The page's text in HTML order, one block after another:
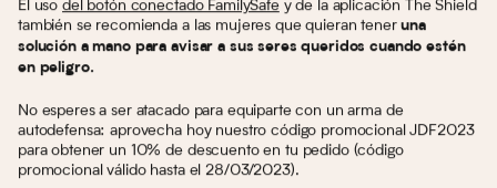
El usodel botón conectado FamilySafey de la aplicación The Shield
también se recomienda a las mujeres que quieran teneruna
solución a mano para avisar a sus seres queridos cuando estén
en peligro.
No esperes a ser atacado para equiparte con un arma de
autodefensa: aprovecha hoy nuestro código promocional JDF2023
para obtener un 10% de descuento en tu pedido (código
promocional válido hasta el 28/03/2023).